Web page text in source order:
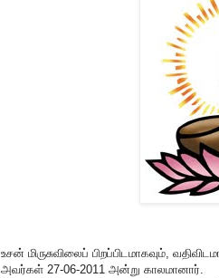
உசன் மிருசுவிலைப் பிறப்பிடமாகவும்,
அவர்கள் 27-06-2011 அன்று காலமானார்.